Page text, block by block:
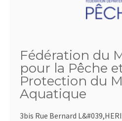
Fédération du
pour la Pêche
Protection du
Aquatique
3bis Rue Bernard